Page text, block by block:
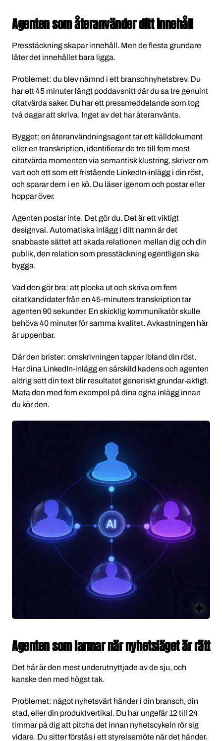
Agenten som återanvänder ditt innehåll
Presstäckning skapar innehåll. Men de flesta grundare
låter det innehållet bara ligga.
Problemet: du blev nämnd i ett branschnyhetsbrev. Du
har ett 45 minuter långt poddavsnitt där du sa tre genuint
citatvärda saker. Du har ett pressmeddelande som tog
två dagar att skriva. Inget av det har återanvänts.
Bygget: en återanvändningsagent tar ett källdokument
eller en transkription, identifierar de tre till fem mest
citatvärda momenten via semantisk klustring, skriver om
vart och ett som ett fristående LinkedIn-inlägg i din röst,
och sparar dem i en kö. Du läser igenom och postar eller
hoppar över.
Agenten postar inte. Det gör du. Det är ett viktigt
designval. Automatiska inlägg i ditt namn är det
snabbaste sättet att skada relationen mellan dig och din
publik, den relation som presstäckning egentligen ska
bygga.
Vad den gör bra: att plocka ut och skriva om fem
citatkandidater från en 45-minuters transkription tar
agenten 90 sekunder. En skicklig kommunikatör skulle
behöva 40 minuter för samma kvalitet. Avkastningen här
är uppenbar.
Där den brister: omskrivningen tappar ibland din röst.
Har dina LinkedIn-inlägg en särskild kadens och agenten
aldrig sett din text blir resultatet generiskt grundar-aktigt.
Mata den med fem exempel på dina egna inlägg innan
du kör den.
Agenten som larmar när nyhetsläget är rätt
Det här är den mest underutnyttjade av de sju, och
kanske den med högst tak.
Problemet: något nyhetsvärt händer i din bransch, din
stad, eller din produktvertikal. Du har ungefär 12 till 24
timmar på dig att pitcha det innan nyhetscykeln rör sig
vidare. Du sitter förstås i ett styrelsemöte när det händer.